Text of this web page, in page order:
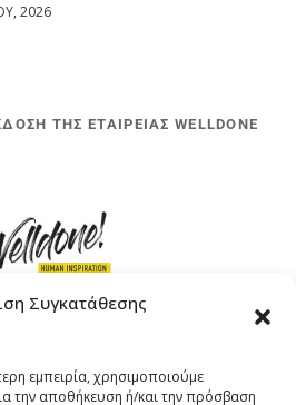
Συγκατάθεσης
εμπειρία, χρησιμοποιούμε
την αποθήκευση ή/και την πρόσβαση
2026
ΤΗΣ ΕΤΑΙΡΕΙΑΣ WELLDONE